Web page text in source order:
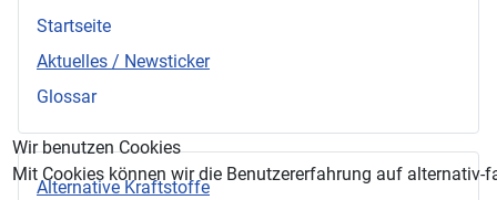
Startseite
Aktuelles / Newsticker
Glossar
Alternative Kraftstoffe
Wir benutzen Cookies
Mit Cookies können wir die Benutzererfahrung auf alternativ-